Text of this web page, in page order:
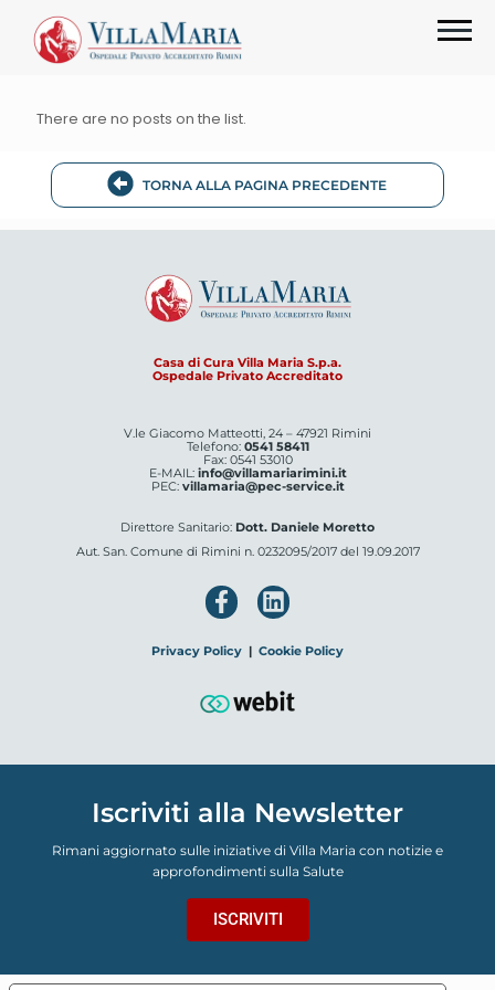
There are no posts on the list.
TORNA ALLA PAGINA PRECEDENTE
Casa di Cura Villa Maria S.p.a.
Ospedale Privato Accreditato
V.le Giacomo Matteotti, 24 – 47921 Rimini
Telefono: 0541 58411
Fax: 0541 53010
E-MAIL: info@villamariarimini.it
PEC: villamaria@pec-service.it
Direttore Sanitario: Dott. Daniele Moretto
Aut. San. Comune di Rimini n. 0232095/2017 del 19.09.2017
Privacy Policy | Cookie Policy
Iscriviti alla Newsletter
Rimani aggiornato sulle iniziative di Villa Maria con notizie e
approfondimenti sulla Salute
ISCRIVITI